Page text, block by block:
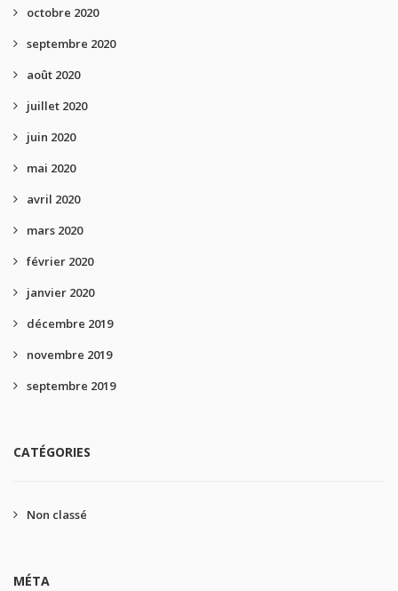
octobre 2020
septembre 2020
août 2020
juillet 2020
juin 2020
mai 2020
avril 2020
mars 2020
février 2020
janvier 2020
décembre 2019
novembre 2019
septembre 2019
CATÉGORIES
Non classé
MÉTA